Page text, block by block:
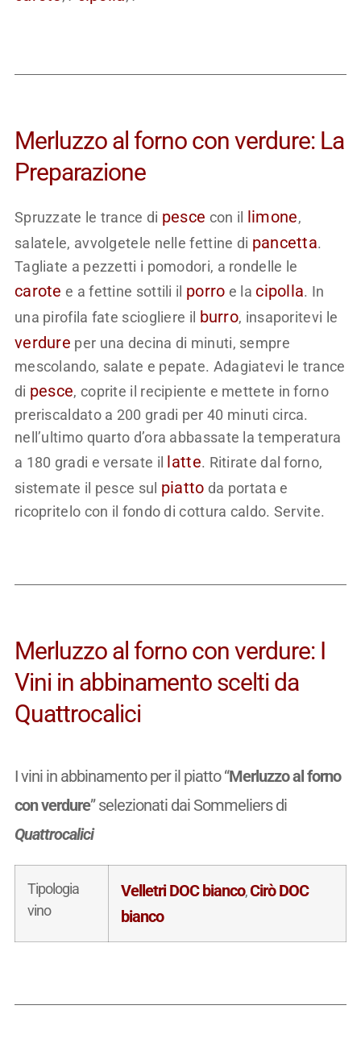
Merluzzo al forno con verdure: La
Preparazione
Spruzzate le trance di pesce con il limone,
salatele, avvolgetele nelle fettine di pancetta.
Tagliate a pezzetti i pomodori, a rondelle le
carote e a fettine sottili il porro e la cipolla. In
una pirofila fate sciogliere il burro, insaporitevi le
verdure per una decina di minuti, sempre
mescolando, salate e pepate. Adagiatevi le trance
di pesce, coprite il recipiente e mettete in forno
preriscaldato a 200 gradi per 40 minuti circa.
nell’ultimo quarto d’ora abbassate la temperatura
a 180 gradi e versate il latte. Ritirate dal forno,
sistemate il pesce sul piatto da portata e
ricopritelo con il fondo di cottura caldo. Servite.
Merluzzo al forno con verdure: I
Vini in abbinamento scelti da
Quattrocalici
I vini in abbinamento per il piatto “Merluzzo al forno
con verdure” selezionati dai Sommeliers di
Quattrocalici
Tipologia
vino
Velletri DOC bianco,Cirò DOC
bianco